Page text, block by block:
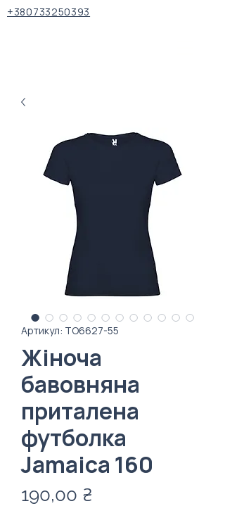
+380733250393
Артикул: TO6627-55
Жіноча
бавовняна
приталена
футболка
Jamaica 160
190,00 ₴